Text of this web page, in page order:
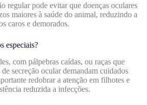
regular pode evitar que doenças oculares
maiores à saúde do animal, reduzindo a
caros e demorados.
especiais?
com pálpebras caídas, ou raças que
secreção ocular demandam cuidados
redobrar a atenção em filhotes e
reduzida a infecções.